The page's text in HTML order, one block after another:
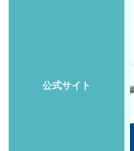
公式サイト